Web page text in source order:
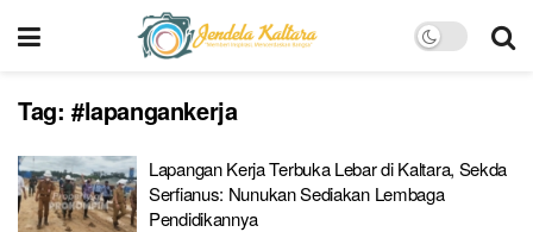
Tag: #lapangankerja
Lapangan Kerja Terbuka Lebar di Kaltara, Sekda
Serfianus: Nunukan Sediakan Lembaga
Pendidikannya